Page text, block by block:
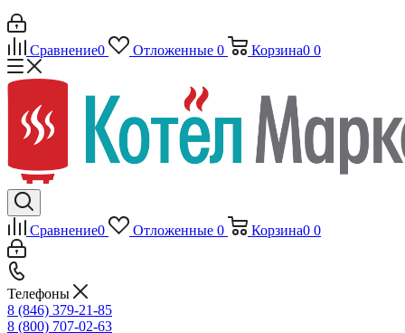
Сравнение0 Отложенные 0 Корзина0 0
Сравнение0 Отложенные 0 Корзина0 0
Телефоны
8 (846) 379-21-85
8 (800) 707-02-63